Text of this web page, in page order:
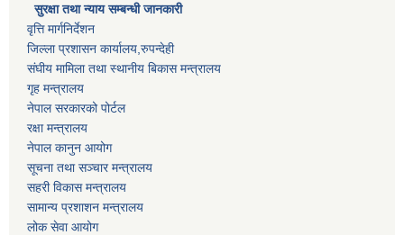
सुरक्षा तथा न्याय सम्बन्धी जानकारी
वृत्ति मार्गनिर्देशन
जिल्ला प्रशासन कार्यालय,रुपन्देही
संघीय मामिला तथा स्थानीय बिकास मन्त्रालय
गृह मन्त्रालय
नेपाल सरकारको पोर्टल
रक्षा मन्त्रालय
नेपाल कानुन आयोग
सूचना तथा सञ्चार मन्त्रालय
सहरी विकास मन्त्रालय
सामान्य प्रशाशन मन्त्रालय
लोक सेवा आयोग